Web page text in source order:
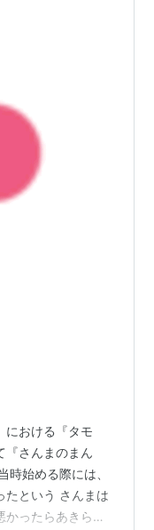
ロってすごいな
における『タモ
『さんまのまん
時始める際には、
たという さんまは
かったらあきらめ